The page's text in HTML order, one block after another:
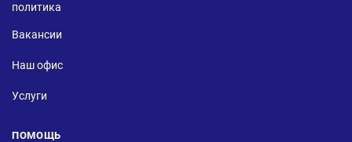
политика
Вакансии
Наш офис
Услуги
ПОМОЩЬ